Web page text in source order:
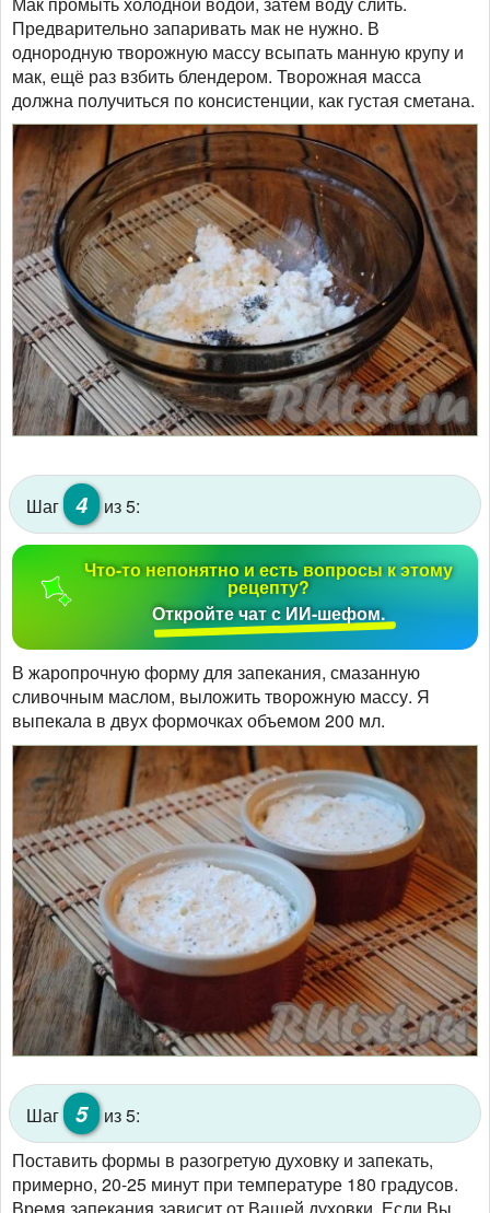
Предварительно запаривать мак не нужно. В
однородную творожную массу всыпать манную крупу и
мак, ещё раз взбить блендером. Творожная масса
должна получиться по консистенции, как густая сметана.
Шаг 4 из 5:
Что-то непонятно и есть вопросы к этому
рецепту?
Откройте чат с ИИ-шефом.
В жаропрочную форму для запекания, смазанную
сливочным маслом, выложить творожную массу. Я
выпекала в двух формочках объемом 200 мл.
Шаг 5
из 5:
Поставить формы в разогретую духовку и запекать,
примерно, 20-25 минут при температуре 180 градусов.